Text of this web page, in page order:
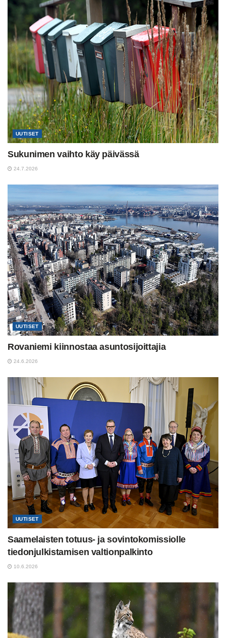
UUTISET
Sukunimen vaihto käy päivässä
24.7.2026
UUTISET
Rovaniemi kiinnostaa asuntosijoittajia
24.6.2026
UUTISET
Saamelaisten totuus- ja sovintokomissiolle
tiedonjulkistamisen valtionpalkinto
10.6.2026